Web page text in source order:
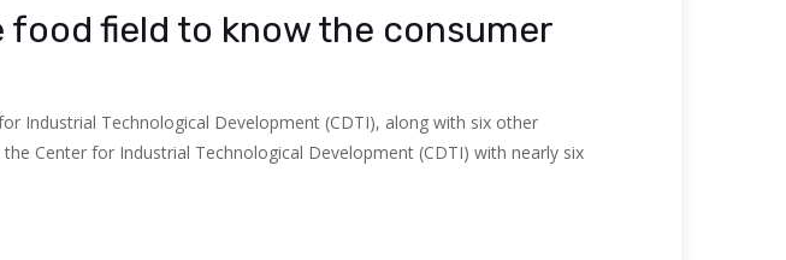
field to know the consumer
Industrial Technological Development (CDTI), along with six other
Center for Industrial Technological Development (CDTI) with nearly six